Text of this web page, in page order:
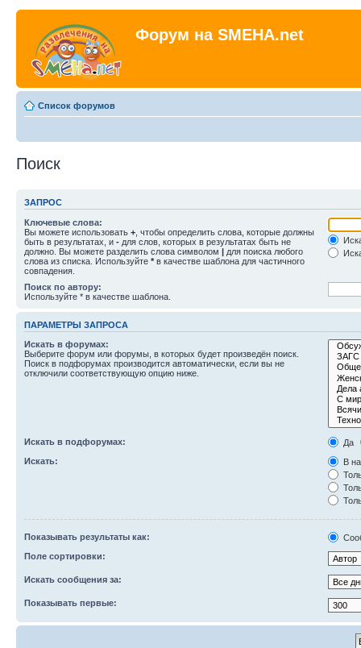
Форум на SMEHA.net
Список форумов
Поиск
ЗАПРОС
Ключевые слова:
Вы можете использовать + , чтобы определить слова, которые должны
быть в результатах, и - для слов, которых в результатах быть не
должно. Вы можете разделить слова символом | для поиска любого
слова из списка. Используйте * в качестве шаблона для частичного
совпадения.
Поиск по автору:
Используйте * в качестве шаблона.
ПАРАМЕТРЫ ЗАПРОСА
Искать в форумах:
Выберите форум или форумы, в которых будет произведён поиск.
Поиск в подфорумах производится автоматически, если вы не
отключили соответствующую опцию ниже.
Искать в подфорумах:
Да
Искать:
В
Показывать результаты как:
Поле сортировки:
Искать сообщения за:
Показывать первые: